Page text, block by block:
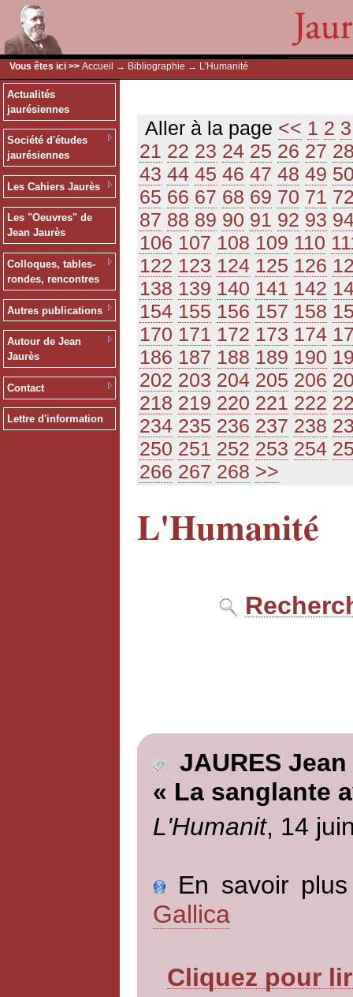
Vous êtes ici >> Accueil → Bibliographie → L'Humanité
Actualités
jaurésiennes
Société d'études
jaurésiennes
Les Cahiers Jaurès
Les "Oeuvres" de
Jean Jaurès
Colloques, tables-
rondes, rencontres
Autres publications
Autour de Jean
Jaurès
Contact
Lettre d'information
Aller à la page << 1 2 3
21 22 23 24 25 26 27
43 44 45 46 47 48 49
65 66 67 68 69 70 71
87 88 89 90 91 92 93
106 107 108 109 110
122 123 124 125 126
138 139 140 141 142
154 155 156 157 158
170 171 172 173 174
186 187 188 189 190
202 203 204 205 206
218 219 220 221 222
234 235 236 237 238
250 251 252 253 254
266 267 268 >>
L'Humanité
JAURES Jean
« La sanglante
L'Humanit, 14
En savoir
Gallica
Cliquez pour